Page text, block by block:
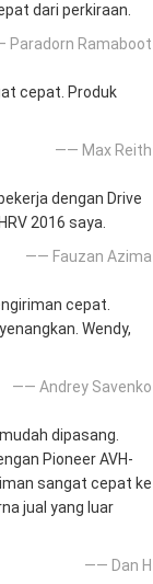
dari perkiraan.
Paradorn Ramaboot
cepat. Produk
—— Max Reith
dengan Drive
2016 saya.
—— Fauzan Azima
cepat.
Wendy,
—— Andrey Savenko
dipasang.
Pioneer AVH-
sangat cepat ke
jual yang luar
—— Dan H